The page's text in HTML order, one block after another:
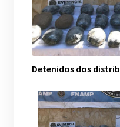
Detenidos dos